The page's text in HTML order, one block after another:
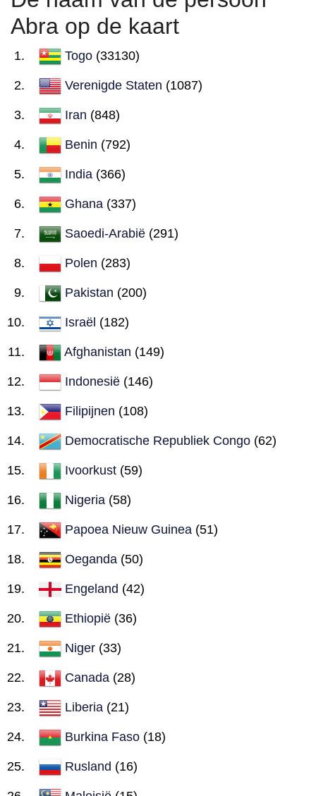
Abra op de kaart
Togo (33130)
Verenigde Staten (1087)
Iran (848)
Benin (792)
India (366)
Ghana (337)
Saoedi-Arabië (291)
Polen (283)
Pakistan (200)
Israël (182)
Afghanistan (149)
Indonesië (146)
Filipijnen (108)
Democratische Republiek Congo (62)
Ivoorkust (59)
Nigeria (58)
Papoea Nieuw Guinea (51)
Oeganda (50)
Engeland (42)
Ethiopië (36)
Niger (33)
Canada (28)
Liberia (21)
Burkina Faso (18)
Rusland (16)